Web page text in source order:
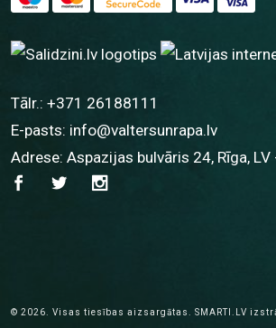
Tālr.: +371 26188111
E-pasts: info@valtersunrapa.lv
Adrese: Aspazijas bulvāris 24, Rīga,
© 2026. Visas tiesības aizsargātas. SMARTI.LV